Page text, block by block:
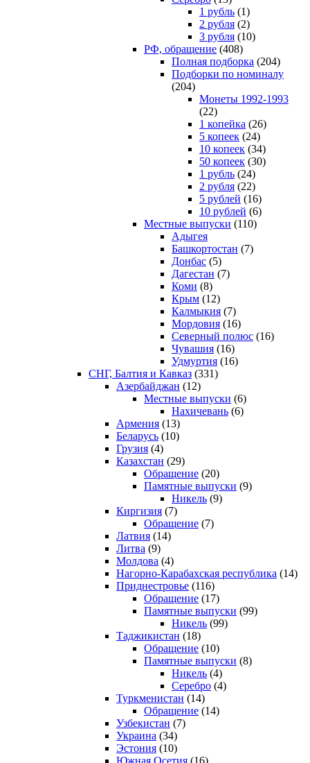
1 рубль (1)
2 рубля (2)
3 рубля (10)
РФ, обращение (408)
Полная подборка (204)
Подборки по номиналу
(204)
Монеты 1992-1993
(22)
1 копейка (26)
5 копеек (24)
10 копеек (34)
50 копеек (30)
1 рубль (24)
2 рубля (22)
5 рублей (16)
10 рублей (6)
Местные выпуски (110)
Адыгея
Башкортостан (7)
Донбас (5)
Дагестан (7)
Коми (8)
Крым (12)
Калмыкия (7)
Мордовия (16)
Северный полюс (16)
Чувашия (16)
Удмуртия (16)
СНГ, Балтия и Кавказ (331)
Азербайджан (12)
Местные выпуски (6)
Нахичевань (6)
Армения (13)
Беларусь (10)
Грузия (4)
Казахстан (29)
Обращение (20)
Памятные выпуски (9)
Никель (9)
Киргизия (7)
Обращение (7)
Латвия (14)
Литва (9)
Молдова (4)
Нагорно-Карабахская республика (14)
Приднестровье (116)
Обращение (17)
Памятные выпуски (99)
Никель (99)
Таджикистан (18)
Обращение (10)
Памятные выпуски (8)
Никель (4)
Серебро (4)
Туркменистан (14)
Обращение (14)
Узбекистан (7)
Украина (34)
Эстония (10)
Южная Осетия (16)